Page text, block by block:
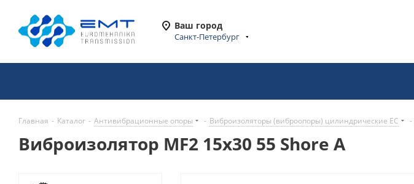
Ваш город
Санкт-Петербург
Главная - Каталог - Антивибрационные опоры - Виброизоляторы (виброопоры) цилиндрические EC -
Виброизолятор MF2 15x30 55 Shore A